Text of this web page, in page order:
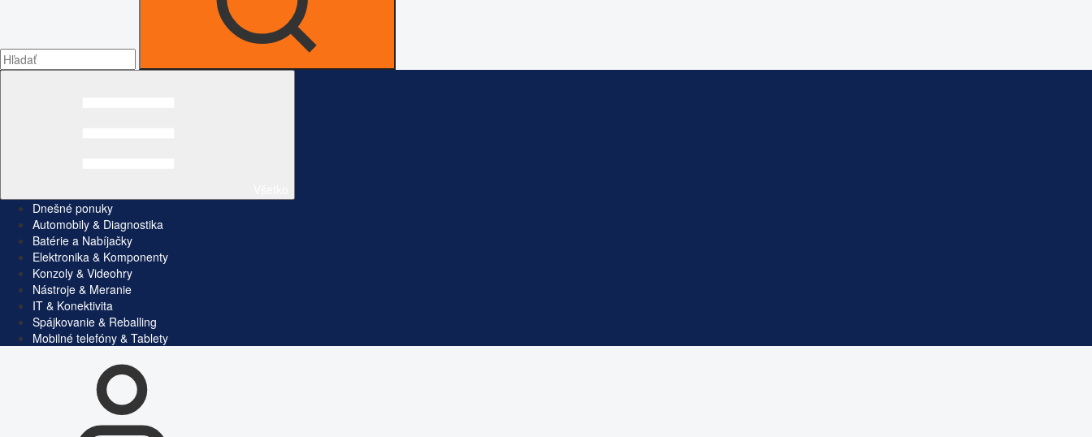
Dnešné ponuky
Automobily & Diagnostika
Batérie a Nabíjačky
Elektronika & Komponenty
Konzoly & Videohry
Nástroje & Meranie
IT & Konektivita
Spájkovanie & Reballing
Mobilné telefóny & Tablety